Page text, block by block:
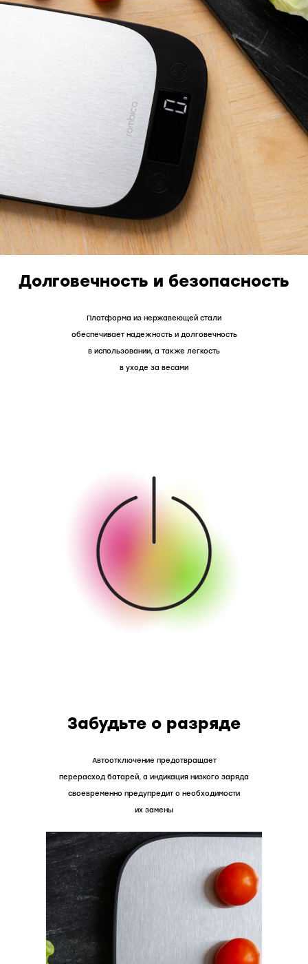
Долговечность и безопасность
Платформа из нержавеющей стали
обеспечивает надежность и долговечность
в использовании, а также легкость
в уходе за весами
Забудьте о разряде
Автоотключение предотвращает
перерасход батарей, а индикация низкого заряда
своевременно предупредит о необходимости
их замены